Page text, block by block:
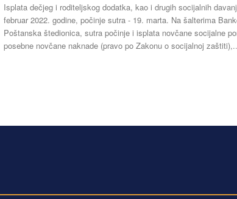
Isplata dečjeg i roditeljskog dodatka, kao i drugih socijalnih
februar 2022. godine, počinje sutra - 19. marta. Na šalterima Banke
Poštanska štedionica, sutra počinje i isplata novčane socijalne
posebne novčane naknade (pravo po Zakonu o socijalnoj